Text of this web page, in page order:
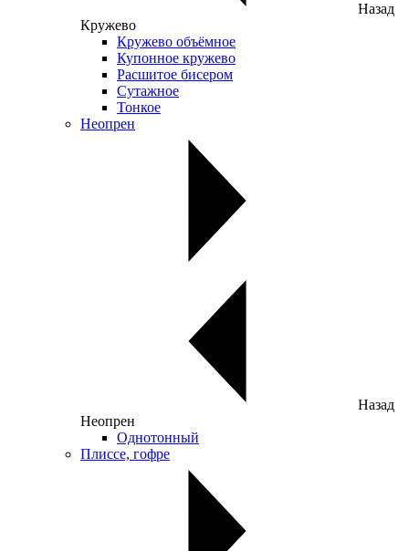
Назад
Кружево
Кружево объёмное
Купонное кружево
Расшитое бисером
Сутажное
Тонкое
Неопрен
Назад
Неопрен
Однотонный
Плиссе, гофре